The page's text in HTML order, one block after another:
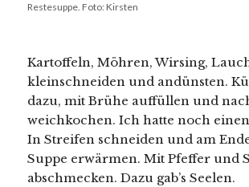
Restesuppe. Foto: Kirsten
Kartoffeln, Möhren, Wirsing,
kleinschneiden und andünsten.
dazu, mit Brühe auffüllen und
weichkochen. Ich hatte noch einen
In Streifen schneiden und am
Suppe erwärmen. Mit Pfeffer und
abschmecken. Dazu gab’s Seelen.